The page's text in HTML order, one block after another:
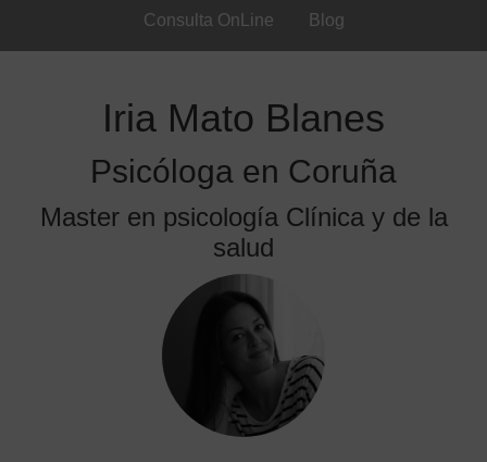
Consulta OnLine Blog
Iria Mato Blanes
Psicóloga en Coruña
Master en psicología Clínica y de la
salud